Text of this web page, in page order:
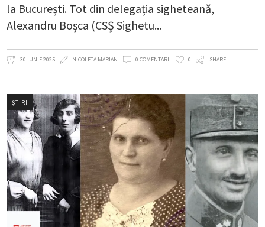
la București. Tot din delegația sigheteană,
Alexandru Boșca (CSȘ Sighetu
30 IUNIE 2025 NICOLETA MARIAN 0 COMENTARII 0 SHARE
ȘTIRI